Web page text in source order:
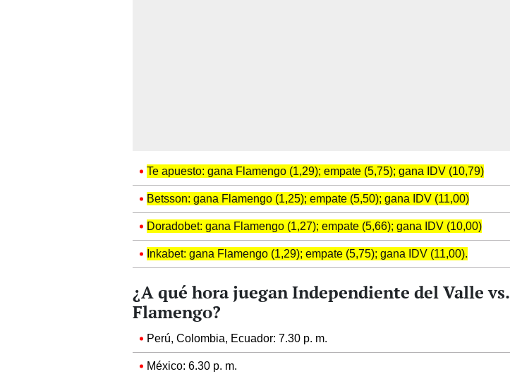
Te apuesto: gana Flamengo (1,29); empate (5,75); gana IDV (10,79)
Betsson: gana Flamengo (1,25); empate (5,50); gana IDV (11,00)
Doradobet: gana Flamengo (1,27); empate (5,66); gana IDV (10,00)
Inkabet: gana Flamengo (1,29); empate (5,75); gana IDV (11,00).
¿A qué hora juegan Independiente del Valle vs.
Flamengo?
Perú, Colombia, Ecuador: 7.30 p. m.
México: 6.30 p. m.